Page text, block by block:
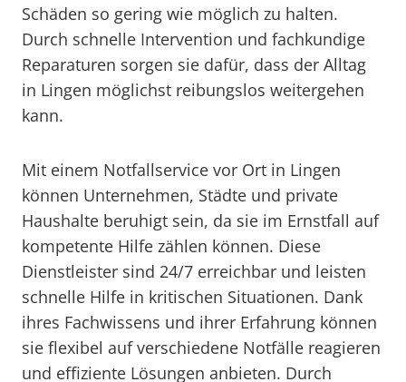
Schäden so gering wie möglich zu halten.
Durch schnelle Intervention und fachkundige
Reparaturen sorgen sie dafür, dass der Alltag
in Lingen möglichst reibungslos weitergehen
kann.
Mit einem Notfallservice vor Ort in Lingen
können Unternehmen, Städte und private
Haushalte beruhigt sein, da sie im Ernstfall auf
kompetente Hilfe zählen können. Diese
Dienstleister sind 24/7 erreichbar und leisten
schnelle Hilfe in kritischen Situationen. Dank
ihres Fachwissens und ihrer Erfahrung können
sie flexibel auf verschiedene Notfälle reagieren
und effiziente Lösungen anbieten. Durch